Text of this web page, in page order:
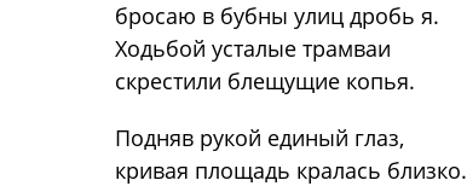
бросаю в бубны улиц дробь я.
Ходьбой усталые трамваи
скрестили блещущие копья.
Подняв рукой единый глаз,
кривая площадь кралась близко.